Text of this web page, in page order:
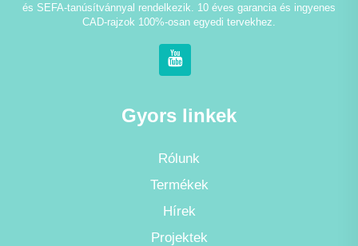
és SEFA-tanúsítvánnyal rendelkezik. 10 éves garancia és ingyenes
CAD-rajzok 100%-osan egyedi tervekhez.
Gyors linkek
Rólunk
Termékek
Hírek
Projektek